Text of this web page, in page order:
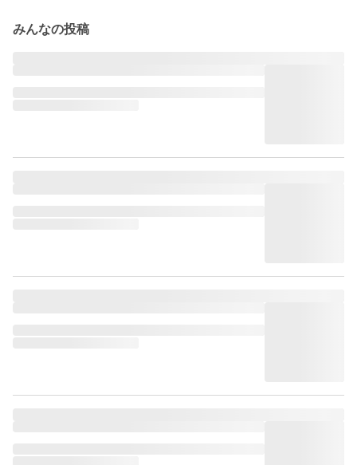
みんなの投稿